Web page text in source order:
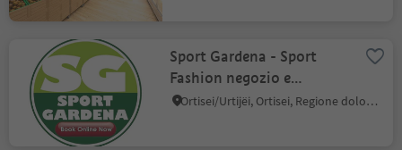
Sport Gardena - Sport
Fashion negozio e
noleggio
Ortisei/Urtijëi, Ortisei, Regione dolomitica Val Gardena